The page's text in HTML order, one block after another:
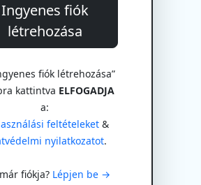
Ingyenes fiók
létrehozása
fiók létrehozása”
kattintva ELFOGADJA
a:
feltételeket&
nyilatkozatot.
fiókja? Lépjen be →